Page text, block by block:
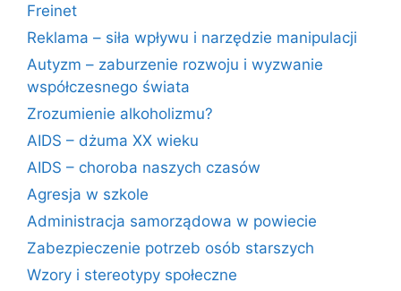
Freinet
Reklama – siła wpływu i narzędzie manipulacji
Autyzm – zaburzenie rozwoju i wyzwanie
współczesnego świata
Zrozumienie alkoholizmu?
AIDS – dżuma XX wieku
AIDS – choroba naszych czasów
Agresja w szkole
Administracja samorządowa w powiecie
Zabezpieczenie potrzeb osób starszych
Wzory i stereotypy społeczne